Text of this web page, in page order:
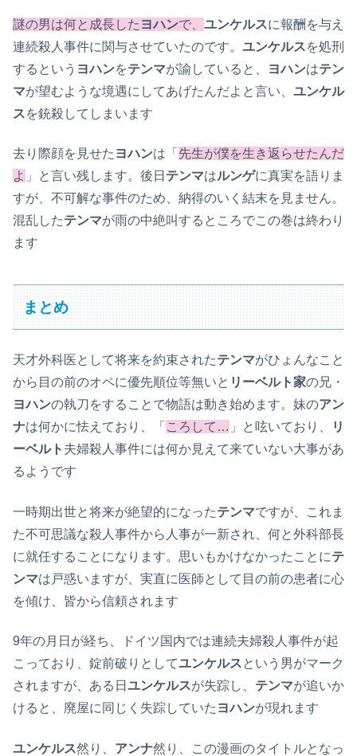
謎の男は何と成長した ヨハンで、 ユンケルスに報酬を与え
連続殺人事件に関与させていたのです。 ユンケルスを処刑
するという ヨハンをテンマが諭していると、 ヨハンはテン
マが望むような境遇にしてあげたんだよと言い、 ユンケル
スを銃殺してしまいます
去り際顔を見せた ヨハンは「 先生が僕を生き返らせたんだ
よ 」と言い残します。後日 テンマはルンゲに真実を語りま
すが、不可解な事件のため、納得のいく結末を見ません。
混乱したテンマが雨の中絶叫するところでこの巻は終わり
ます
まとめ
天才外科医として将来を約束されたテンマがひょんなこと
から目の前のオペに優先順位等無いと リーベルト家の兄・
ヨハンの執刀をすることで物語は動き始めます。妹のアン
ナは何かに怯えており、「 ころして… 」と呟いており、
リ
ーベルト 夫婦殺人事件には何か見えて来ていない大事があ
るようです
一時期出世と将来が絶望的になったテンマですが、これま
た不可思議な殺人事件から人事が一新され、何と外科部長
に就任することになります。思いもかけなかったことにテ
ンマは戸惑いますが、実直に医師として目の前の患者に心
を傾け、皆から信頼されます
9年の月日が経ち、ドイツ国内では連続夫婦殺人事件が起
こっており、錠前破りとしてユンケルスという男がマーク
されますが、ある日 ユンケルスが失踪し、 テンマが追いか
けると、廃屋に同じく失踪していた ヨハンが現れます
ユンケルス然り、 アンナ然り、この漫画のタイトルとなっ